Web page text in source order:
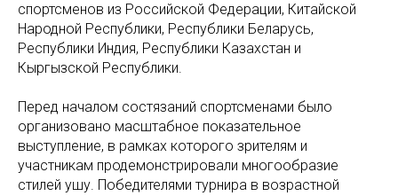
спортсменов из Российской Федерации, Китайской
Народной Республики, Республики Беларусь,
Республики Индия, Республики Казахстан и
Кыргызской Республики.
Перед началом состязаний спортсменами было
организовано масштабное показательное
выступление, в рамках которого зрителям и
участникам продемонстрировали многообразие
стилей ушу. Победителями турнира в возрастной